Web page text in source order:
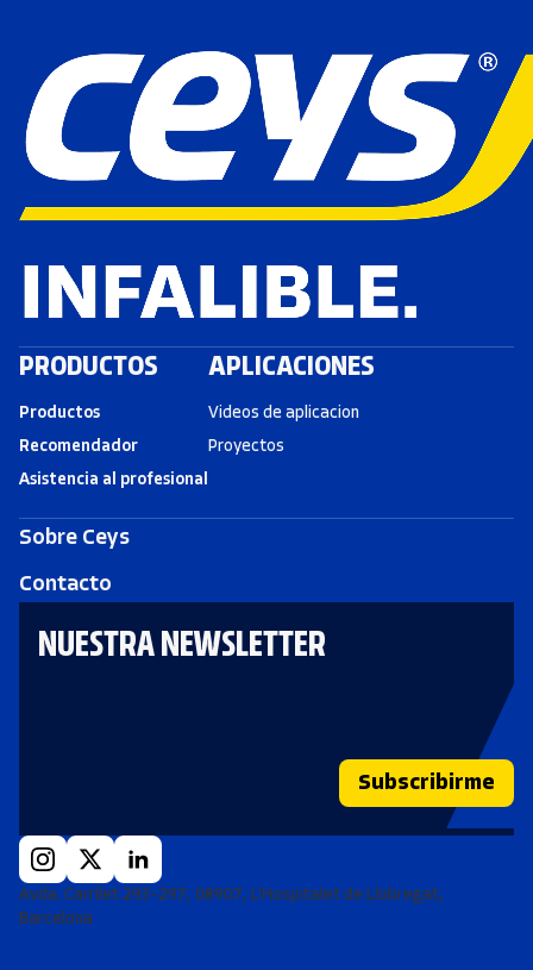
PRODUCTOS
Productos
Recomendador
Asistencia al profesional
APLICACIONES
Videos de aplicacion
Proyectos
Sobre Ceys
Contacto
NUESTRA NEWSLETTER
Subscribirme
Avda. Carrilet 293-297, 08907, L'Hospitalet de Llobregat,
Barcelona